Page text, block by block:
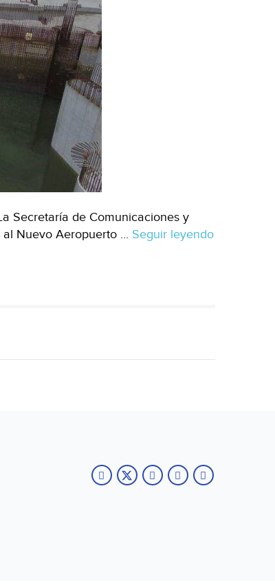
Secretaría de Comunicaciones y
al Nuevo Aeropuerto … Seguir leyendo